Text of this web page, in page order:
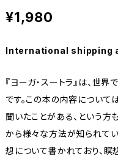
¥1,980
International shipping
『ヨーガ・スートラ』は、世
です。この本の内容につい
聞いたことがある、という方
から様々な方法が知られて
想について書かれており、瞑